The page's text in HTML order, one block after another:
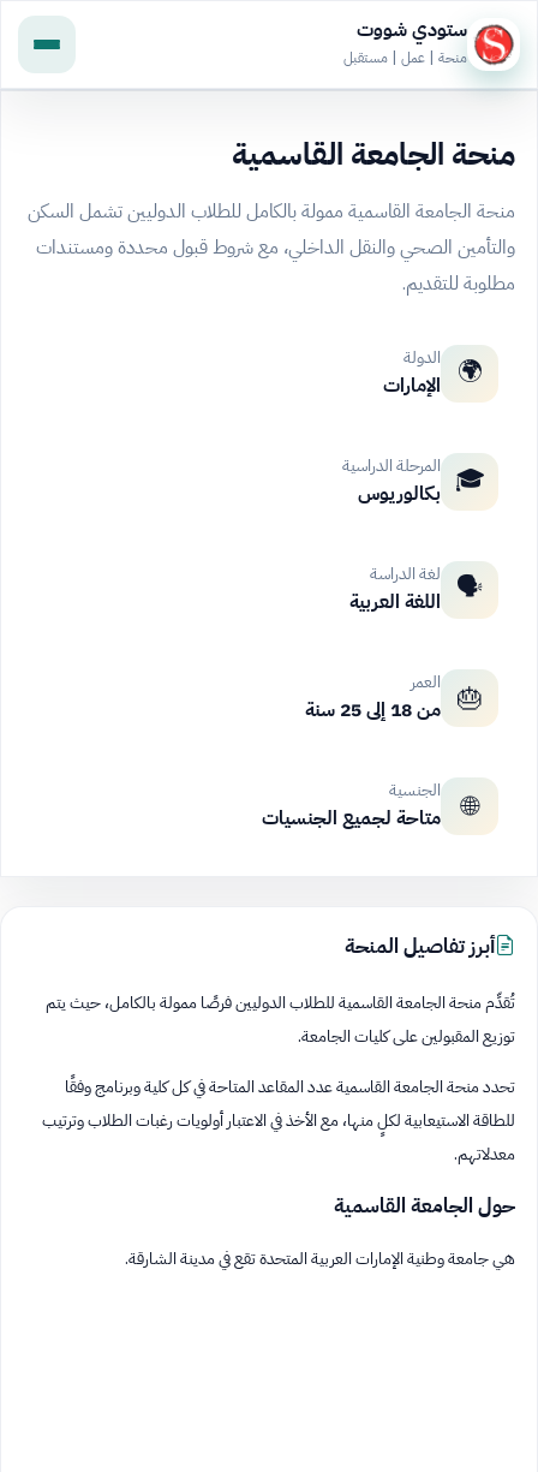
ستودي شووت
منحة | عمل | مستقبل
منحة الجامعة القاسمية
منحة الجامعة القاسمية ممولة بالكامل للطلاب الدوليين تشمل السكن
والتأمين الصحي والنقل الداخلي، مع شروط قبول محددة ومستندات
مطلوبة للتقديم.
🌍 الدولة
الإمارات
🎓 المرحلة الدراسية
بكالوريوس
🗣️ لغة الدراسة
اللغة العربية
🎂 العمر
من 18 إلى 25 سنة
🌐 الجنسية
متاحة لجميع الجنسيات
أبرز تفاصيل المنحة
تُقدِّم منحة الجامعة القاسمية للطلاب الدوليين فرصًا ممولة بالكامل، حيث يتم
توزيع المقبولين على كليات الجامعة.
تحدد منحة الجامعة القاسمية عدد المقاعد المتاحة في كل كلية وبرنامج وفقًا
للطاقة الاستيعابية لكلٍ منها، مع الأخذ في الاعتبار أولويات رغبات الطلاب وترتيب
معدلاتهم.
حول الجامعة القاسمية
هي جامعة وطنية الإمارات العربية المتحدة تقع في مدينة الشارقة.